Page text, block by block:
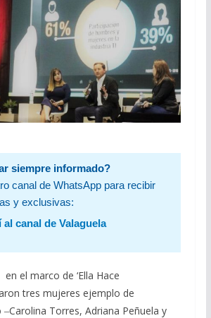
siempre informado?
canal de WhatsApp para recibir
y exclusivas:
al canal de Valaguela
el marco de ‘Ella Hace
tres mujeres ejemplo de
Torres, Adriana Peñuela y